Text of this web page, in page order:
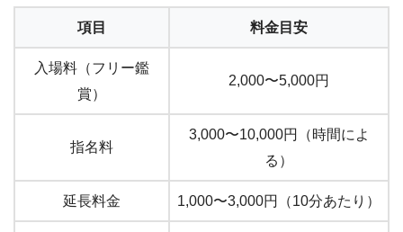
項目 料金目安
入場料（フリー鑑
賞）
2,000〜5,000円
指名料
3,000〜10,000円（時間によ
る）
延長料金 1,000〜3,000円（10分あたり）